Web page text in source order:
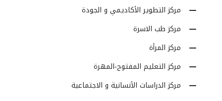
مركز التطوير الأكاديمي و الجودة
مركز طب الاسرة
مركز المرأة
مركز التعليم المفتوح-المهرة
مركز الدراسات الأنسانية و الاجتماعية